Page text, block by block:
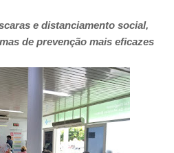
se distanciamento social,
de prevenção mais eficazes